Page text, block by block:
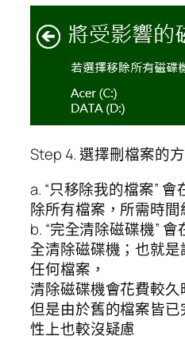
Step 4. 選擇刪檔案的
a. “只移除我的檔案”
除所有檔案，所需時間
b. “完全清除磁碟機”
全清除磁碟機；也就
任何檔案，
清除磁碟機會花費較久
但是由於舊的檔案皆
性上也較沒疑慮